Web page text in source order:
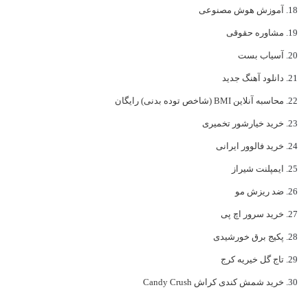
آموزش هوش مصنوعی
مشاوره حقوقی
آسیاب بست
دانلود آهنگ جدید
محاسبه آنلاین BMI (شاخص توده بدنی) رایگان
خرید خیارشور تخمیری
خرید فالوور ایرانی
ایمپلنت شیراز
ضد ریزش مو
خرید سرور اچ پی
پکیج برق خورشیدی
تاج گل خیریه کرج
خرید شمش کندی کراش Candy Crush